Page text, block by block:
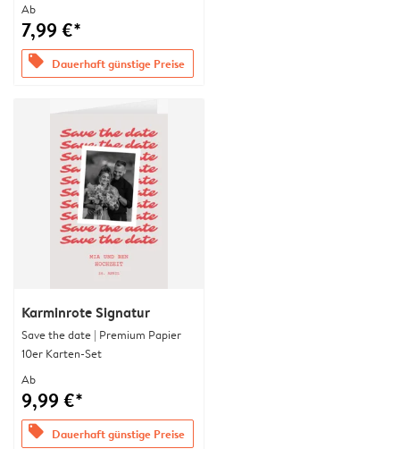
Ab
7,99 €*
offers Dauerhaft günstige Preise
Karminrote Signatur
Save the date | Premium Papier
10er Karten-Set
Ab
9,99 €*
offers Dauerhaft günstige Preise